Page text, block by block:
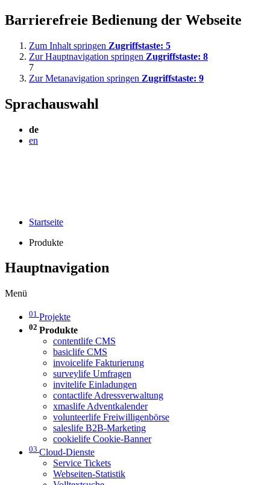
Barrierefreie Bedienung der Webseite
Zum Inhalt springen Zugriffstaste: 5
Zur Hauptnavigation springen Zugriffstaste: 8
7
Zur Metanavigation springen Zugriffstaste: 9
Sprachauswahl
de
en
Startseite
Produkte
Hauptnavigation
Menü
01 Projekte
02 Produkte
contentlife CMS
basiclife CMS
invoicelife Fakturierung
surveylife Umfragen
invitelife Einladungen
contactlife Adressverwaltung
xmaslife Adventkalender
volunteerlife Freiwilligenbörse
saleslife B2B-Marketing
cookielife Cookie-Banner
03 Cloud-Dienste
Service Tickets
Webseiten-Statistik